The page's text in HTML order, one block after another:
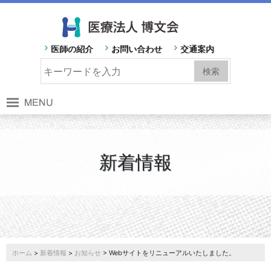
医師の紹介 お問い合わせ 交通案内
新着情報
ホーム > 新着情報 > お知らせ > Webサイトをリニューアルいたしました。